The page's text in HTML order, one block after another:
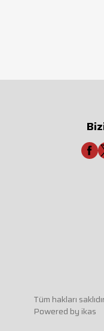
Tüm hakları
Powered by ikas